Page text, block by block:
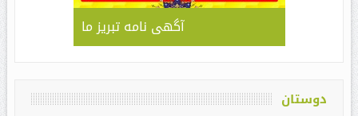
آگهی نامه تبریز ما
دوستان